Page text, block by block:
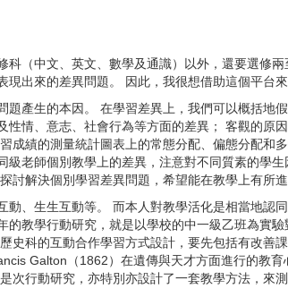
中文、英文、數學及通識）以外，還要選修
出來的差異問題。 因此，我很想借助這個平台
生的本因。 在學習差異上，我們可以概括地
情、意志、社會行為等方面的差異； 客觀的原
成績的測量統計圖表上的常態分配、偏態分配
老師個別教學上的差異，注意對不同質素的學
討解決個別學習差異問題，希望能在教學上有所進
生生互動等。 而本人對教學活化是相當地認
教學行動研究，就是以學校的中一級乙班為實
史科的互動合作學習方式設計，要先包括有改
Galton（1862）在遺傳與天才方面進行的教
次行動研究，亦特別亦設計了一套教學方法，來測